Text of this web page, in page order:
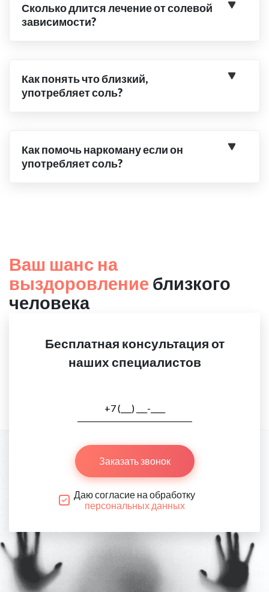
Сколько длится лечение от солевой
зависимости?
Как понять что близкий,
употребляет соль?
Как помочь наркоману если он
употребляет соль?
Ваш шанс на
выздоровление близкого
человека
Бесплатная консультация от
наших специалистов
Заказать звонок
Даю согласие на обработку
персональных данных